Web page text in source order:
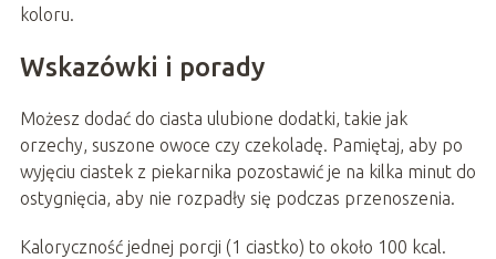
koloru.
Wskazówki i porady
Możesz dodać do ciasta ulubione dodatki, takie jak
orzechy, suszone owoce czy czekoladę. Pamiętaj, aby po
wyjęciu ciastek z piekarnika pozostawić je na kilka minut do
ostygnięcia, aby nie rozpadły się podczas przenoszenia.
Kaloryczność jednej porcji (1 ciastko) to około 100 kcal.